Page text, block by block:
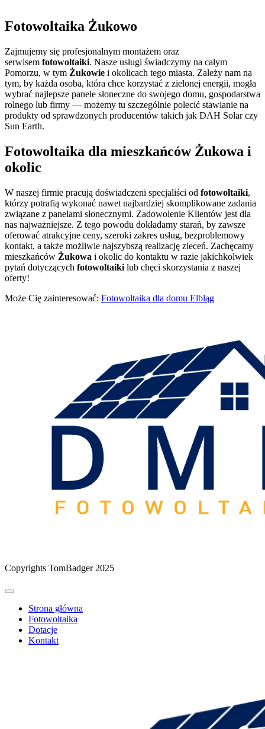
Fotowoltaika Żukowo
Zajmujemy się profesjonalnym montażem oraz
serwisem fotowoltaiki. Nasze usługi świadczymy na całym
Pomorzu, w tym Żukowie i okolicach tego miasta. Zależy nam na
tym, by każda osoba, która chce korzystać z zielonej energii, mogła
wybrać najlepsze panele słoneczne do swojego domu, gospodarstwa
rolnego lub firmy — możemy tu szczególnie polecić stawianie na
produkty od sprawdzonych producentów takich jak DAH Solar czy
Sun Earth.
Fotowoltaika dla mieszkańców Żukowa i
okolic
W naszej firmie pracują doświadczeni specjaliści od fotowoltaiki,
którzy potrafią wykonać nawet najbardziej skomplikowane zadania
związane z panelami słonecznymi. Zadowolenie Klientów jest dla
nas najważniejsze. Z tego powodu dokładamy starań, by zawsze
oferować atrakcyjne ceny, szeroki zakres usług, bezproblemowy
kontakt, a także możliwie najszybszą realizację zleceń. Zachęcamy
mieszkańców Żukowa i okolic do kontaktu w razie jakichkolwiek
pytań dotyczących fotowoltaiki lub chęci skorzystania z naszej
oferty!
Może Cię zainteresować: Fotowoltaika dla domu Elbląg
Copyrights TomBadger 2025
Strona główna
Fotowoltaika
Dotacje
Kontakt